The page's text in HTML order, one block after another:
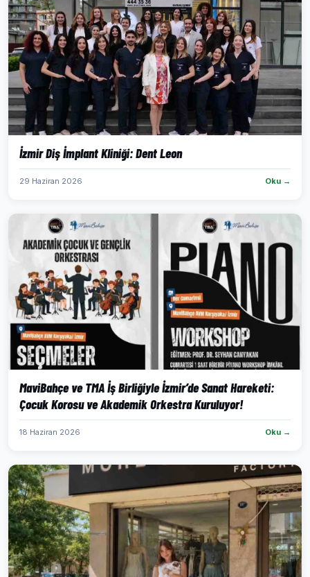
İzmir Diş İmplant Kliniği: Dent Leon
29 Haziran 2026 Oku →
MaviBahçe ve TMA İş Birliğiyle İzmir’de Sanat Hareketi:
Çocuk Korosu ve Akademik Orkestra Kuruluyor!
18 Haziran 2026 Oku →